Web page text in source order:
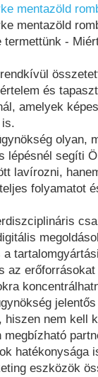
mentazöld
mentazöld
termettünk -
és
amelyek
olyan,
lépésnél segíti
lavírozni,
folyamatot
az
nem kell
megbízható
hatékonysága
eszközök